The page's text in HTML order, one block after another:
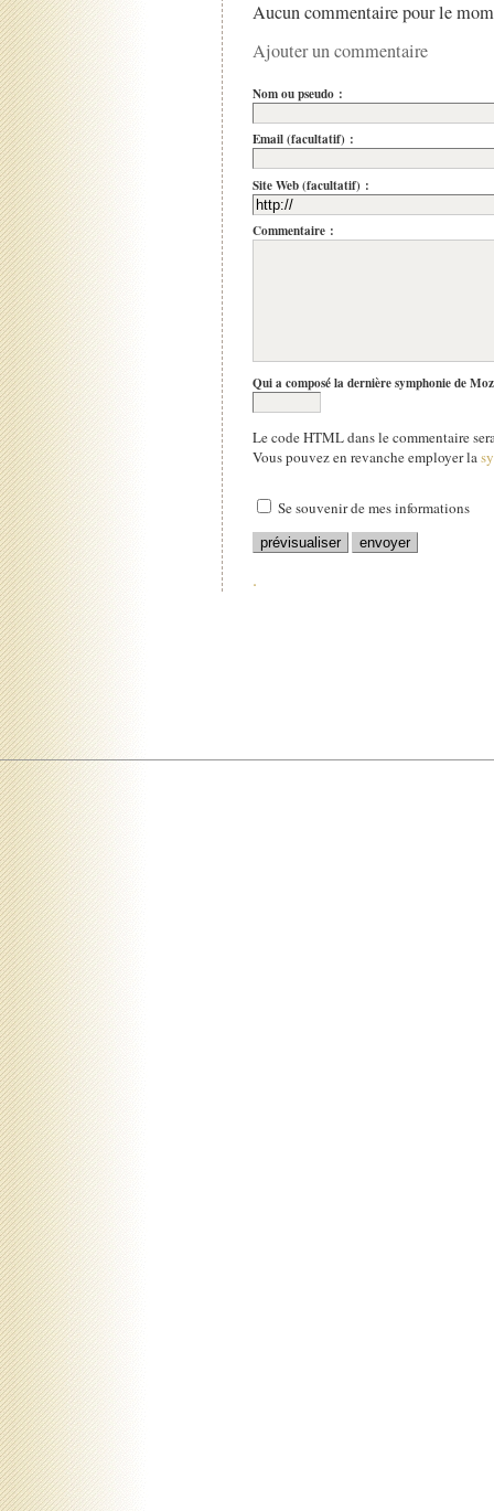
Aucun commentaire pour le
Ajouter un commentaire
Nom ou pseudo :
Email (facultatif) :
Site Web (facultatif) :
Commentaire :
Qui a composé la dernière symphonie de
Le code HTML dans le commentaire
Vous pouvez en revanche employer la
Se souvenir de mes informations
.